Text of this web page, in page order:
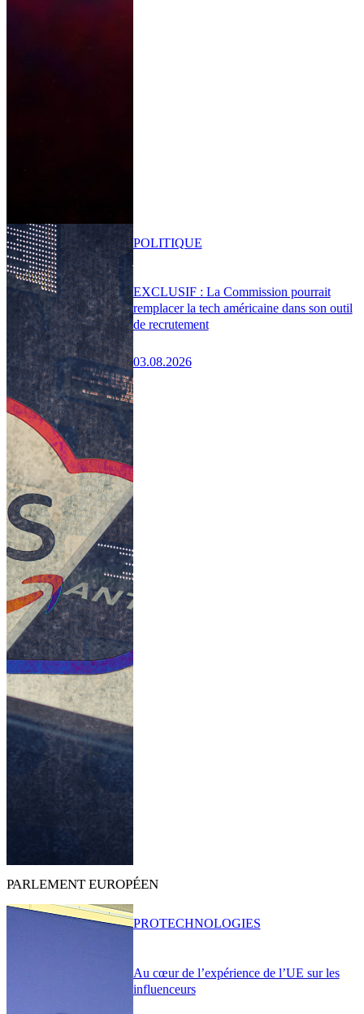
EXCLUSIF : La Commission pourrait
remplacer la tech américaine dans son outil
de recrutement
03.08.2026
POLITIQUE
PARLEMENT EUROPÉEN
Au cœur de l’expérience de l’UE sur les
influenceurs
PROTECHNOLOGIES